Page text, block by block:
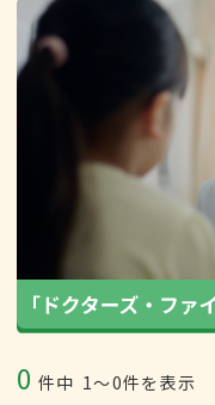
0 件中 1〜0件を表示